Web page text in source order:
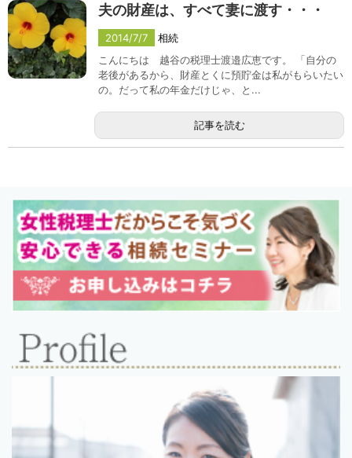
夫の財産は、すべて妻に渡す・・・
2014/7/7
相続
こんにちは 越谷の税理士渡邉広恵です。 「自分の
老後があるから、財産とくに預貯金は私がもらいたい
の。だって私の年金だけじゃ、と...
記事を読む